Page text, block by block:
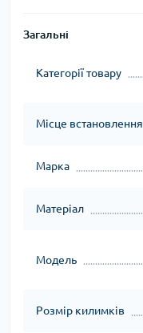
Загальні
Категорії товару
Місце встановлення
Марка
Матеріал
Модель
Розмір килимків